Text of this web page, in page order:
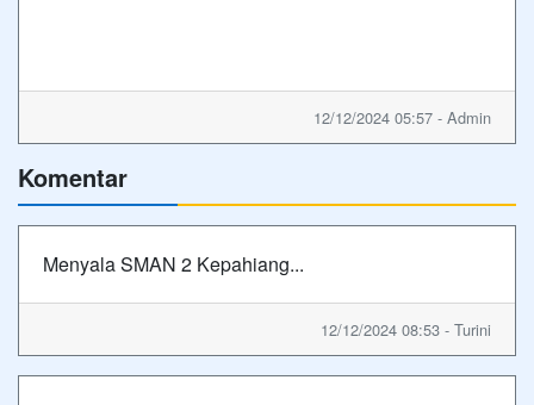
12/12/2024 05:57 - Admin
Komentar
Menyala SMAN 2 Kepahiang...
12/12/2024 08:53 - Turini